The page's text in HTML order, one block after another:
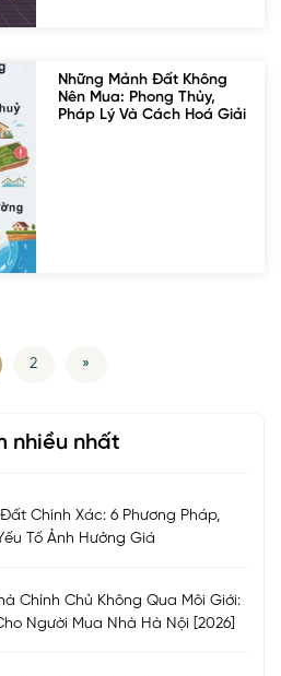
Những Mảnh Đất Không
Nên Mua: Phong Thủy,
Pháp Lý Và Cách Hoá Giải
2 »
nhiều nhất
Chính Xác: 6 Phương Pháp,
Tố Ảnh Hưởng Giá
Chính Chủ Không Qua Môi Giới:
Người Mua Nhà Hà Nội [2026]